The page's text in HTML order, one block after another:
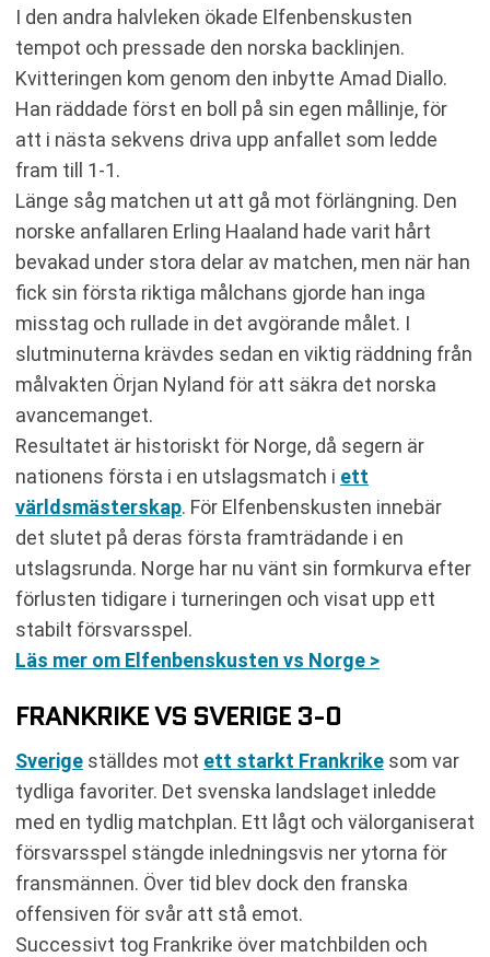
I den andra halvleken ökade Elfenbenskusten
tempot och pressade den norska backlinjen.
Kvitteringen kom genom den inbytte Amad Diallo.
Han räddade först en boll på sin egen mållinje, för
att i nästa sekvens driva upp anfallet som ledde
fram till 1-1.
Länge såg matchen ut att gå mot förlängning. Den
norske anfallaren Erling Haaland hade varit hårt
bevakad under stora delar av matchen, men när han
fick sin första riktiga målchans gjorde han inga
misstag och rullade in det avgörande målet. I
slutminuterna krävdes sedan en viktig räddning från
målvakten Örjan Nyland för att säkra det norska
avancemanget.
Resultatet är historiskt för Norge, då segern är
nationens första i en utslagsmatch i ett
världsmästerskap. För Elfenbenskusten innebär
det slutet på deras första framträdande i en
utslagsrunda. Norge har nu vänt sin formkurva efter
förlusten tidigare i turneringen och visat upp ett
stabilt försvarsspel.
Läs mer om Elfenbenskusten vs Norge >
FRANKRIKE VS SVERIGE 3-0
Sverige ställdes mot ett starkt Frankrike som var
tydliga favoriter. Det svenska landslaget inledde
med en tydlig matchplan. Ett lågt och välorganiserat
försvarsspel stängde inledningsvis ner ytorna för
fransmännen. Över tid blev dock den franska
offensiven för svår att stå emot.
Successivt tog Frankrike över matchbilden och